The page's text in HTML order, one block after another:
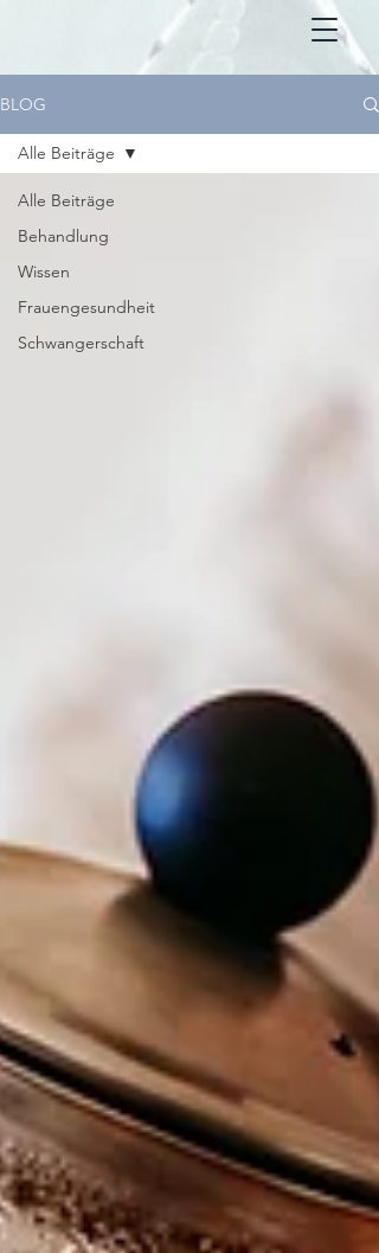
BLOG
Alle Beiträge
Behandlung
Wissen
Frauengesundheit
Schwangerschaft
Alle Beiträge